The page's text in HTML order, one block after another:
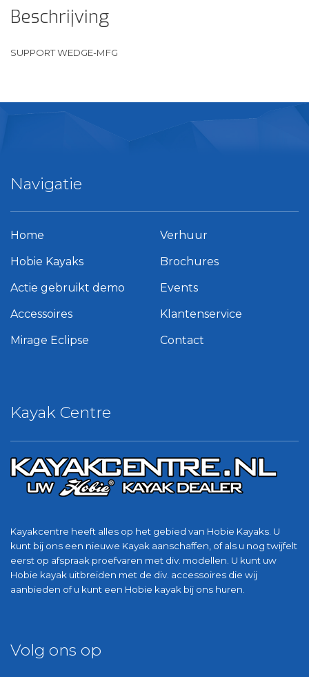
Beschrijving
SUPPORT WEDGE-MFG
Kayak Centre
Kayakcentre heeft alles op het gebied van Hobie Kayaks. U
kunt bij ons een nieuwe Kayak aanschaffen, of als u nog twijfelt
eerst op afspraak proefvaren met div. modellen. U kunt uw
Hobie kayak uitbreiden met de div. accessoires die wij
aanbieden of u kunt een Hobie kayak bij ons huren.
Navigatie
Home
Hobie Kayaks
Actie gebruikt demo
Accessoires
Mirage Eclipse
Verhuur
Brochures
Events
Klantenservice
Contact
Volg ons op